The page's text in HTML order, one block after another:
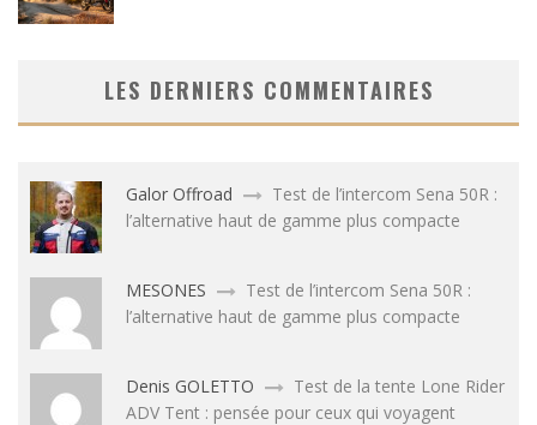
LES DERNIERS COMMENTAIRES
Galor Offroad
Test de l’intercom Sena 50R :
l’alternative haut de gamme plus compacte
MESONES
Test de l’intercom Sena 50R :
l’alternative haut de gamme plus compacte
Denis GOLETTO
Test de la tente Lone Rider
ADV Tent : pensée pour ceux qui voyagent